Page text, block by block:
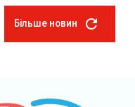
Більше новин